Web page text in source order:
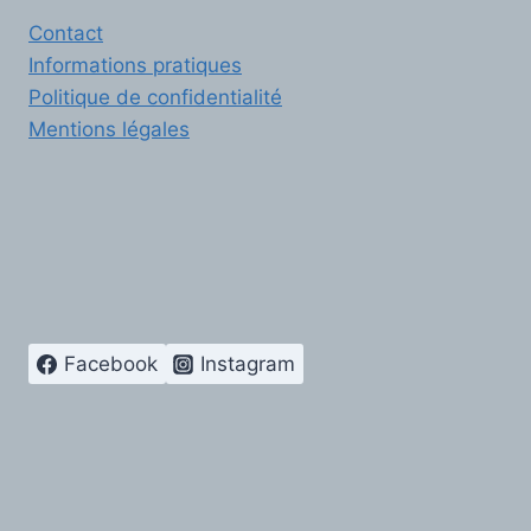
Contact
Informations pratiques
Politique de confidentialité
Mentions légales
Facebook Instagram